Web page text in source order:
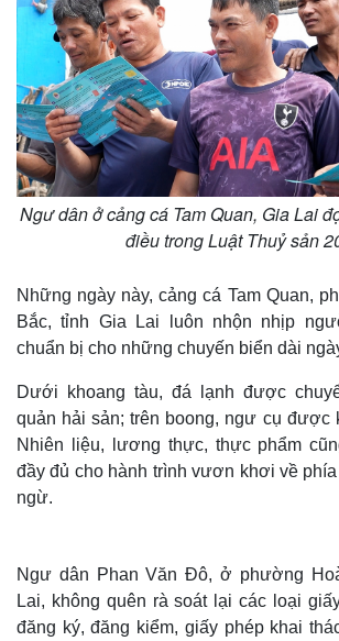
Ngư dân ở cảng cá Tam Quan, Gia Lai
điều trong Luật Thuỷ sản
Những ngày này, cảng cá Tam Quan,
Bắc, tỉnh Gia Lai luôn nhộn nhịp
chuẩn bị cho những chuyến biển dài
Dưới khoang tàu, đá lạnh được
quản hải sản; trên boong, ngư cụ được
Nhiên liệu, lương thực, thực phẩm
đầy đủ cho hành trình vươn khơi về
ngừ.
Ngư dân Phan Văn Đô, ở phường
Lai, không quên rà soát lại các loại
đăng ký, đăng kiểm, giấy phép khai